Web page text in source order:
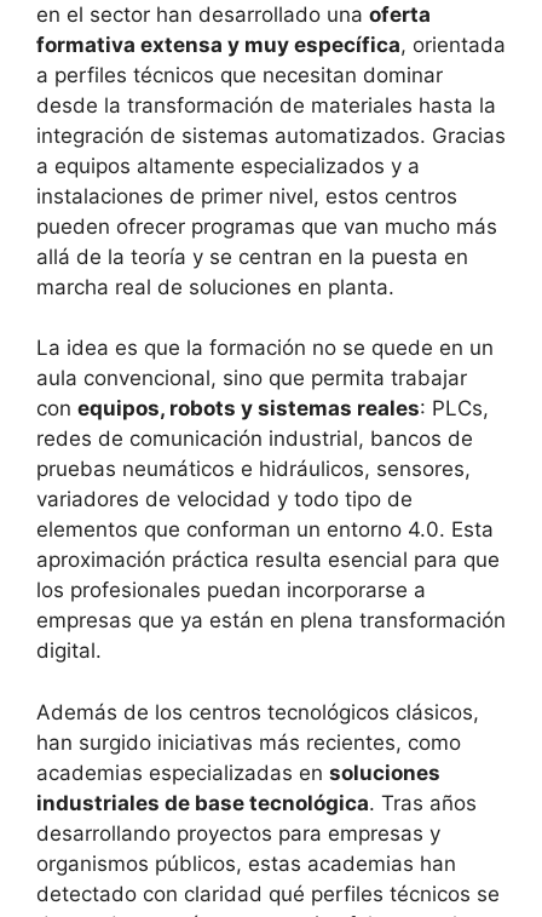
en el sector han desarrollado una oferta
formativa extensa y muy específica, orientada
a perfiles técnicos que necesitan dominar
desde la transformación de materiales hasta la
integración de sistemas automatizados. Gracias
a equipos altamente especializados y a
instalaciones de primer nivel, estos centros
pueden ofrecer programas que van mucho más
allá de la teoría y se centran en la puesta en
marcha real de soluciones en planta.
La idea es que la formación no se quede en un
aula convencional, sino que permita trabajar
con equipos, robots y sistemas reales: PLCs,
redes de comunicación industrial, bancos de
pruebas neumáticos e hidráulicos, sensores,
variadores de velocidad y todo tipo de
elementos que conforman un entorno 4.0. Esta
aproximación práctica resulta esencial para que
los profesionales puedan incorporarse a
empresas que ya están en plena transformación
digital.
Además de los centros tecnológicos clásicos,
han surgido iniciativas más recientes, como
academias especializadas en soluciones
industriales de base tecnológica. Tras años
desarrollando proyectos para empresas y
organismos públicos, estas academias han
detectado con claridad qué perfiles técnicos se